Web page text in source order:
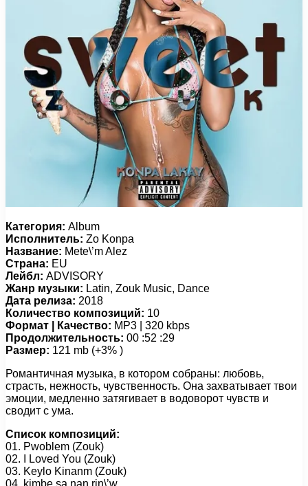
Категория: Album
Исполнитель: Zo Konpa
Название: Mete\’m Alez
Страна: EU
Лейбл: ADVISORY
Жанр музыки: Latin, Zouk Music, Dance
Дата релиза: 2018
Количество композиций: 10
Формат | Качество: MP3 | 320 kbps
Продолжительность: 00 :52 :29
Размер: 121 mb (+3% )
Романтичная музыка, в котором собраны: любовь,
страсть, нежность, чувственность. Она захватывает твои
эмоции, медленно затягивает в водоворот чувств и
сводит с ума.
Список композиций:
01. Pwoblem (Zouk)
02. I Loved You (Zouk)
03. Keylo Kinanm (Zouk)
04. kimbe sa nan rin\’w